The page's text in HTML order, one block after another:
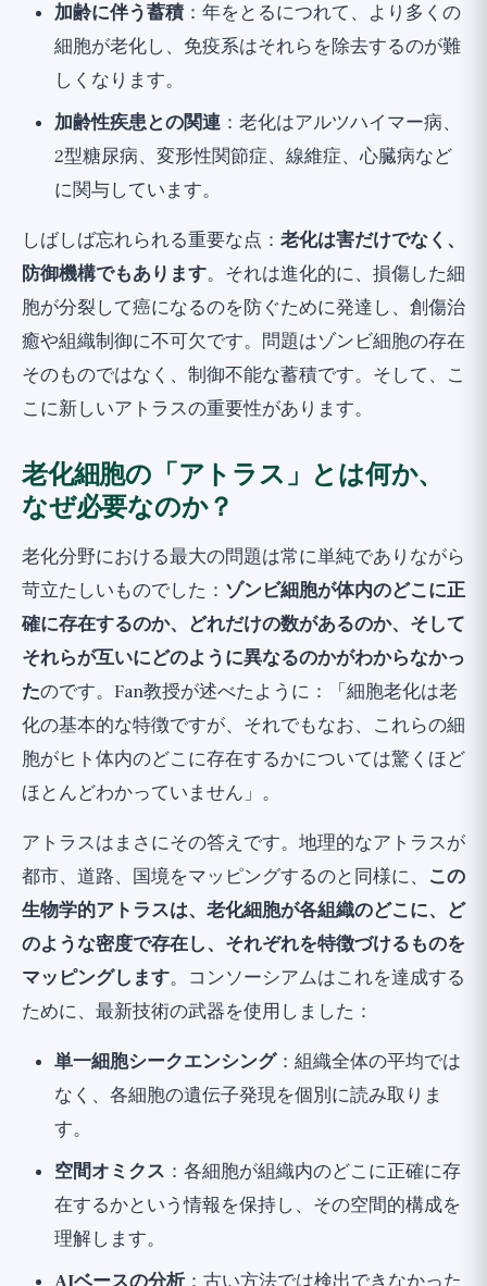
加齢に伴う蓄積：年をとるにつれて、より多くの
細胞が老化し、免疫系はそれらを除去するのが難
しくなります。
加齢性疾患との関連 ：老化はアルツハイマー病、
2型糖尿病、変形性関節症、線維症、心臓病など
に関与しています。
しばしば忘れられる重要な点： 老化は害だけでなく、
防御機構でもあります。それは進化的に、損傷した細
胞が分裂して癌になるのを防ぐために発達し、創傷治
癒や組織制御に不可欠です。問題はゾンビ細胞の存在
そのものではなく、制御不能な蓄積です。そして、こ
こに新しいアトラスの重要性があります。
老化細胞の「アトラス」とは何か、
なぜ必要なのか？
老化分野における最大の問題は常に単純でありながら
苛立たしいものでした： ゾンビ細胞が体内のどこに正
確に存在するのか、どれだけの数があるのか、そして
それらが互いにどのように異なるのかがわからなかっ
たのです。Fan教授が述べたように：「細胞老化は老
化の基本的な特徴ですが、それでもなお、これらの細
胞がヒト体内のどこに存在するかについては驚くほど
ほとんどわかっていません」。
アトラスはまさにその答えです。地理的なアトラスが
都市、道路、国境をマッピングするのと同様に、 この
生物学的アトラスは、老化細胞が各組織のどこに、ど
のような密度で存在し、それぞれを特徴づけるものを
マッピングします。コンソーシアムはこれを達成する
ために、最新技術の武器を使用しました：
単一細胞シークエンシング：組織全体の平均では
なく、各細胞の遺伝子発現を個別に読み取りま
す。
空間オミクス ：各細胞が組織内のどこに正確に存
在するかという情報を保持し、その空間的構成を
理解します。